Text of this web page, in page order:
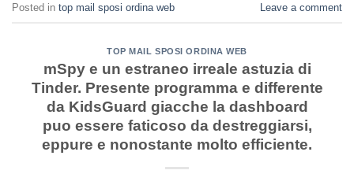
Posted in top mail sposi ordina web Leave a comment
TOP MAIL SPOSI ORDINA WEB
mSpy e un estraneo irreale astuzia di
Tinder. Presente programma e differente
da KidsGuard giacche la dashboard
puo essere faticoso da destreggiarsi,
eppure e nonostante molto efficiente.